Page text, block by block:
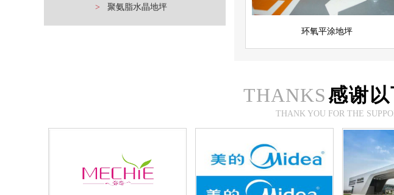
> 聚氨脂水晶地坪
环氧平涂地坪
THANKS感谢
THANK YOU FOR THE